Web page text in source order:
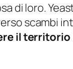
di loro.
scambi
il territorio